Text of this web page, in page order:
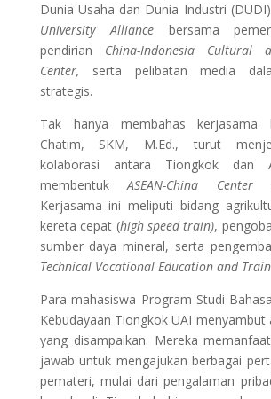
Dunia Usaha dan Dunia Industri
University Alliancebersama
pendirian China-Indonesia Cultural
Center, serta pelibatan media
strategis.
Tak hanya membahas kerjasama
Chatim, SKM, M.Ed., turut
kolaborasi antara Tiongkok dan
membentukASEAN-China Center
Kerjasama ini meliputi bidang
kereta cepat (high speed train),
sumber daya mineral, serta
Technical Vocational Education and
Para mahasiswa Program Studi
Kebudayaan Tiongkok UAI menyambut
yang disampaikan. Mereka
jawab untuk mengajukan berbagai
pemateri, mulai dari pengalaman